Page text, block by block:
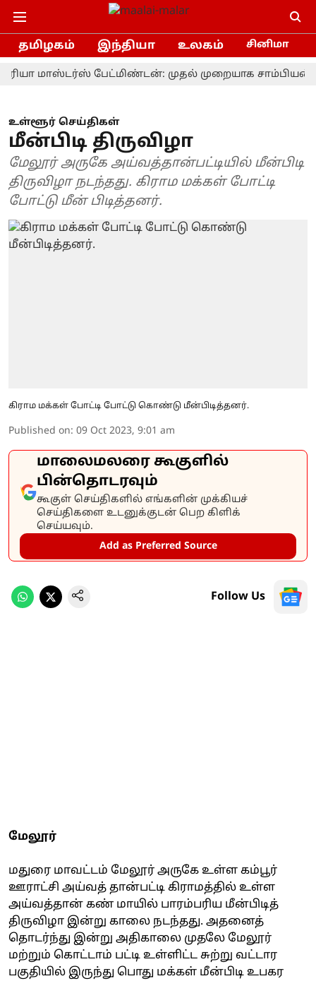
தமிழகம் இந்தியா உலகம் சினிமா
மாஸ்டர்ஸ் பேட்மிண்டன்: முதல் முறையாக சாம்பியன்
உள்ளூர் செய்திகள்
மீன்பிடி திருவிழா
மேலூர் அருகே அய்வத்தான்பட்டியில் மீன்பிடி
திருவிழா நடந்தது. கிராம மக்கள் போட்டி
போட்டு மீன் பிடித்தனர்.
கிராம மக்கள் போட்டி போட்டு கொண்டு மீன்பிடித்தனர்.
Published on: 09 Oct 2023, 9:01 am
மாலைமலரை கூகுளில்
பின்தொடரவும்
கூகுள் செய்திகளில் எங்களின் முக்கியச்
செய்திகளை உடனுக்குடன் பெற கிளிக்
செய்யவும்.
Add as Preferred Source
Follow Us
மேலூர்
மதுரை மாவட்டம் மேலூர் அருகே உள்ள கம்பூர்
ஊராட்சி அய்வத் தான்பட்டி கிராமத்தில் உள்ள
அய்வத்தான் கண் மாயில் பாரம்பரிய மீன்பிடித்
திருவிழா இன்று காலை நடந்தது. அதனைத்
தொடர்ந்து இன்று அதிகாலை முதலே மேலூர்
மற்றும் கொட்டாம் பட்டி உள்ளிட்ட சுற்று வட்டார
பகுதியில் இருந்து பொது மக்கள் மீன்பிடி உபகர